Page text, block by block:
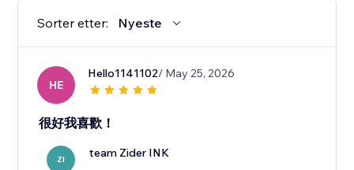
Sorter etter: Nyeste
HE
Hello1141102/ May 25, 2026
很好我喜歡！
ZI team Zider INK